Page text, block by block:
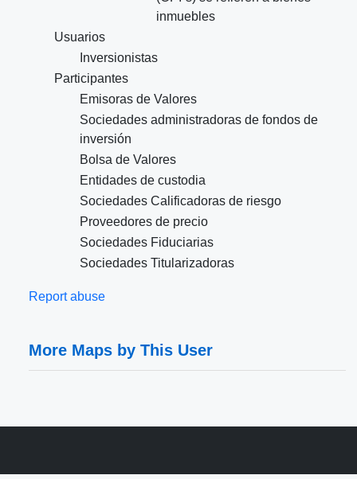
inmuebles
Usuarios
Inversionistas
Participantes
Emisoras de Valores
Sociedades administradoras de fondos de
inversión
Bolsa de Valores
Entidades de custodia
Sociedades Calificadoras de riesgo
Proveedores de precio
Sociedades Fiduciarias
Sociedades Titularizadoras
Report abuse
More Maps by This User